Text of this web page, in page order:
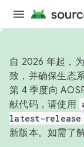
自 2026 年起，
致，并确保生态
第 4 季度向
献代码，请使用
latest-release
新版本。如需了